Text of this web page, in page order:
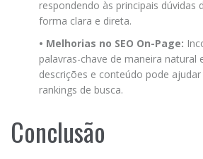
respondendo às principais dúvidas
forma clara e direta.
• Melhorias no SEO On-Page:
palavras-chave de maneira natural
descrições e conteúdo pode
rankings de busca.
Conclusão